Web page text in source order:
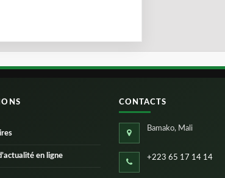
en ligne
CONTACTS
Bamako, Mali
+223 65 17 14 14